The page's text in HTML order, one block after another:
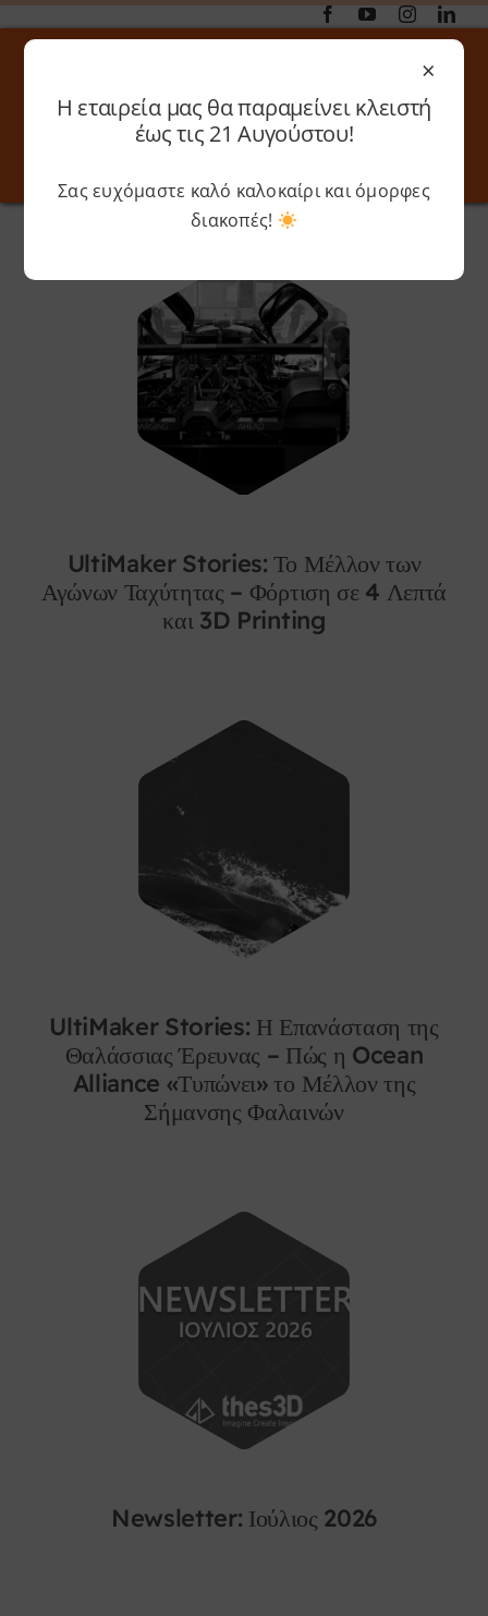
Μετάβαση
στο
Αναζήτηση
Toggle
Online 3D Printing
Outlet
Shop
Academy
Toggle
Λογαριασμός
3d scanning
UltiMaker Stories: Το Μέλλον των
Αγώνων Ταχύτητας – Φόρτιση σε 4 Λεπτά
και 3D Printing
UltiMaker Stories: Η Επανάσταση της
Θαλάσσιας Έρευνας – Πώς η Ocean
Alliance «Τυπώνει» το Μέλλον της
Σήμανσης Φαλαινών
Newsletter: Ιούλιος 2026
×
Η εταιρεία μας θα παραμείνει κλειστή
έως τις 21 Αυγούστου!
Σας ευχόμαστε καλό καλοκαίρι και όμορφες
διακοπές!